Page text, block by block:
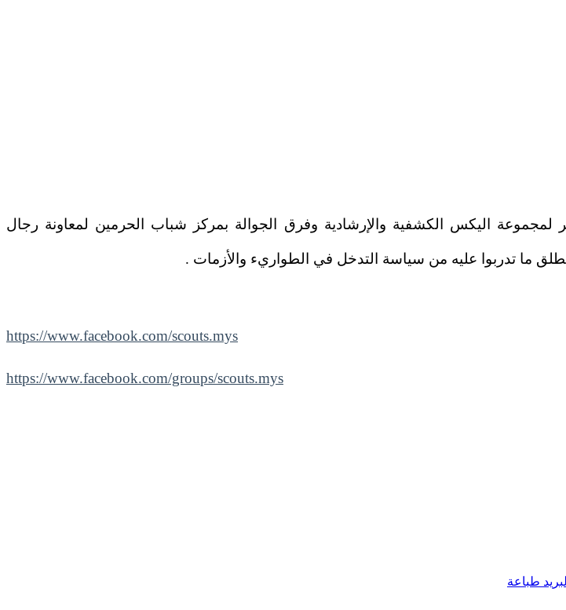
لمجموعة اليكس الكشفية والإرشادية وفرق الجوالة بمركز شباب الحرمين لمعاونة رجال
ما تدربوا عليه من سياسة التدخل في الطواريء والأزمات .
https://www.facebook.com/scouts.mys
https://www.facebook.com/groups/scouts.mys
طباعة